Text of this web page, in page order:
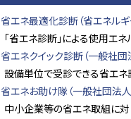
省エネ最適化診断（省エネルギ
「省エネ診断」による使用エ
省エネクイック診断（一般社
設備単位で受診できる省エネ
省エネお助け隊（一般社団法人
中小企業等の省エネ取組に